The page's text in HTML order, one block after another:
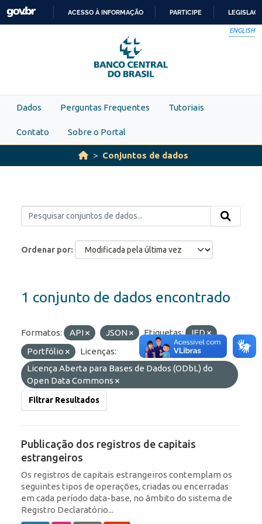
Skip to main content
PARA
O
CONTEÚDO
ACESSO À INFORMAÇÃO PARTICIPE
ENGLISH
Dados Perguntas Frequentes Tutoriais
Contato Sobre o Portal
Conjuntos de dados
Ordenar por
1 conjunto de dados encontrado
Formatos: API JSON Etiquetas:
IED
Portfólio
Licenças:
Licença Aberta para Bases de Dados (ODbL) do
Open Data Commons
Filtrar Resultados
Publicação dos registros de capitais
estrangeiros
Os registros de capitais estrangeiros contemplam os
seguintes tipos de operações, criadas ou encerradas
em cada período data-base, no âmbito do sistema de
Registro Declaratório...